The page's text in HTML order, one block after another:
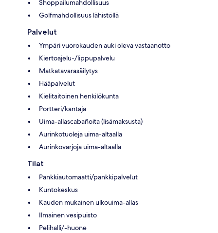
Shoppailumahdollisuus
Golfmahdollisuus lähistöllä
Palvelut
Ympäri vuorokauden auki oleva vastaanotto
Kiertoajelu-/lippupalvelu
Matkatavarasäilytys
Hääpalvelut
Kielitaitoinen henkilökunta
Portteri/kantaja
Uima-allascabañoita (lisämaksusta)
Aurinkotuoleja uima-altaalla
Aurinkovarjoja uima-altaalla
Tilat
Pankkiautomaatti/pankkipalvelut
Kuntokeskus
Kauden mukainen ulkouima-allas
Ilmainen vesipuisto
Pelihalli/-huone